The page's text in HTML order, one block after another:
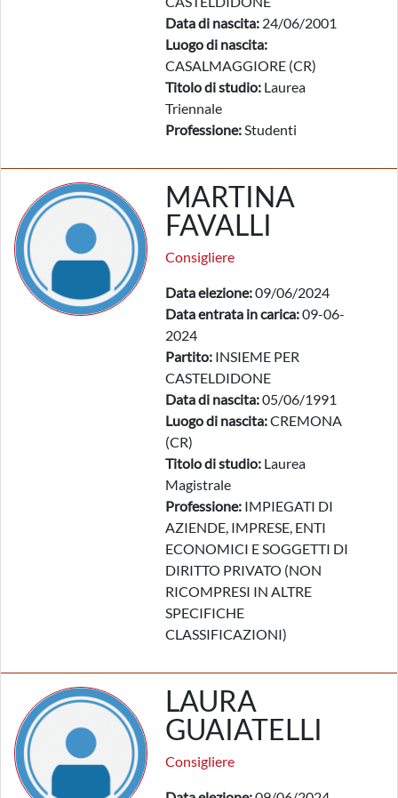
Data di nascita: 24/06/2001
Luogo di nascita:
CASALMAGGIORE (CR)
Titolo di studio: Laurea
Triennale
Professione:Studenti
MARTINA
FAVALLI
Consigliere
Data elezione:09/06/2024
Data entrata in carica:09-06-
2024
Partito: INSIEME PER
CASTELDIDONE
Data di nascita:05/06/1991
Luogo di nascita:CREMONA
(CR)
Titolo di studio: Laurea
Magistrale
Professione: IMPIEGATI DI
AZIENDE, IMPRESE, ENTI
ECONOMICI E SOGGETTI DI
DIRITTO PRIVATO (NON
RICOMPRESI IN ALTRE
SPECIFICHE
CLASSIFICAZIONI)
LAURA
GUAIATELLI
Consigliere